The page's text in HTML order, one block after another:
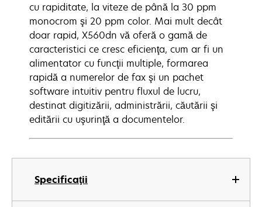
Specificaţii
cu rapiditate, la viteze de până la 30 ppm
monocrom şi 20 ppm color. Mai mult decât
doar rapid, X560dn vă oferă o gamă de
caracteristici ce cresc eficienţa, cum ar fi un
alimentator cu funcţii multiple, formarea
rapidă a numerelor de fax şi un pachet
software intuitiv pentru fluxul de lucru,
destinat digitizării, administrării, căutării şi
editării cu uşurinţă a documentelor.